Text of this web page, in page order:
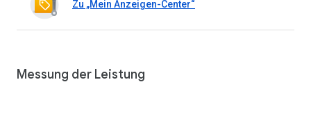
Zu „Mein Anzeigen-Center“
Messung der Leistung